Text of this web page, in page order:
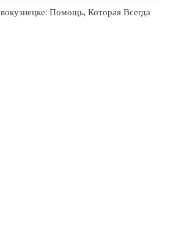
Помощь, Которая Всегда